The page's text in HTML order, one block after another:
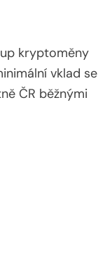
kryptoměny
vklad se
ČR běžnými